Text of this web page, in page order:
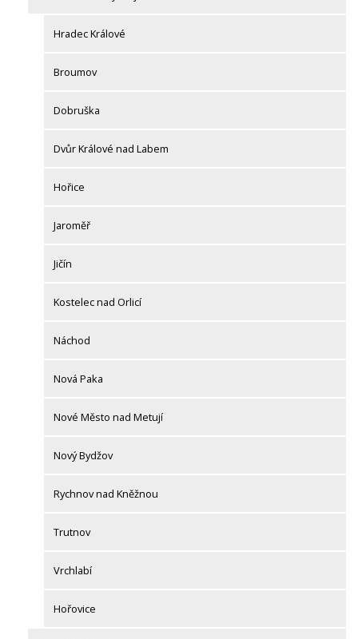
Hradec Králové
Broumov
Dobruška
Dvůr Králové nad Labem
Hořice
Jaroměř
Jičín
Kostelec nad Orlicí
Náchod
Nová Paka
Nové Město nad Metují
Nový Bydžov
Rychnov nad Kněžnou
Trutnov
Vrchlabí
Hořovice